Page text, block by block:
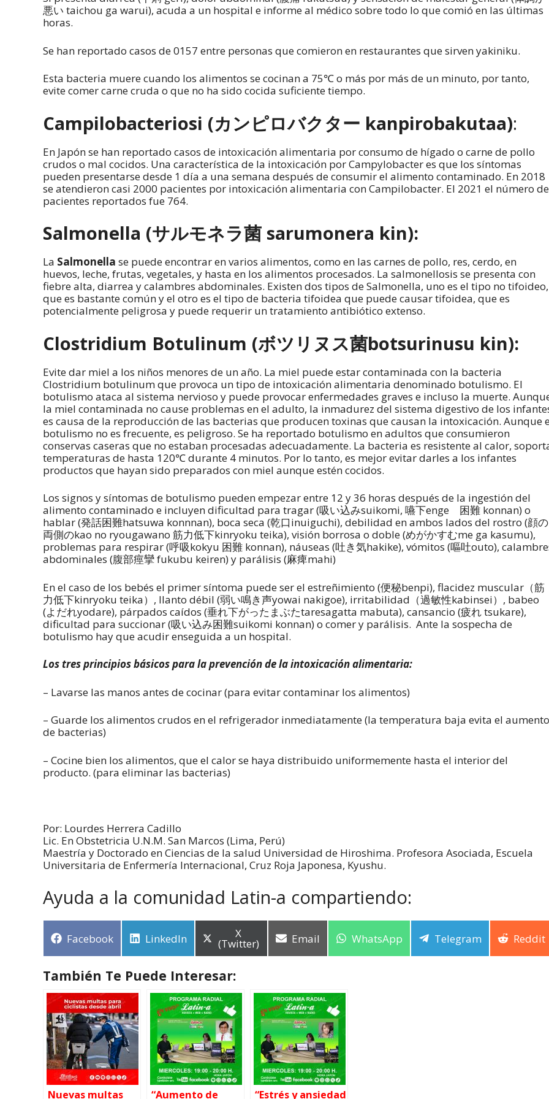
悪い taichou ga warui), acuda a un hospital e informe al médico sobre todo lo que comió en las últimas
horas.
Se han reportado casos de 0157 entre personas que comieron en restaurantes que sirven yakiniku.
Esta bacteria muere cuando los alimentos se cocinan a 75℃ o más por más de un minuto, por tanto,
evite comer carne cruda o que no ha sido cocida suficiente tiempo.
Campilobacteriosi (カンピロバクター kanpirobakutaa):
En Japón se han reportado casos de intoxicación alimentaria por consumo de hígado o carne de pollo
crudos o mal cocidos. Una característica de la intoxicación por Campylobacter es que los síntomas
pueden presentarse desde 1 día a una semana después de consumir el alimento contaminado. En 2018
se atendieron casi 2000 pacientes por intoxicación alimentaria con Campilobacter. El 2021 el número de
pacientes reportados fue 764.
Salmonella (サルモネラ菌 sarumonera kin):
La Salmonella se puede encontrar en varios alimentos, como en las carnes de pollo, res, cerdo, en
huevos, leche, frutas, vegetales, y hasta en los alimentos procesados. La salmonellosis se presenta con
fiebre alta, diarrea y calambres abdominales. Existen dos tipos de Salmonella, uno es el tipo no tifoideo,
que es bastante común y el otro es el tipo de bacteria tifoidea que puede causar tifoidea, que es
potencialmente peligrosa y puede requerir un tratamiento antibiótico extenso.
Clostridium Botulinum (ボツリヌス菌botsurinusu kin):
Evite dar miel a los niños menores de un año. La miel puede estar contaminada con la bacteria
Clostridium botulinum que provoca un tipo de intoxicación alimentaria denominado botulismo. El
botulismo ataca al sistema nervioso y puede provocar enfermedades graves e incluso la muerte.
la miel contaminada no cause problemas en el adulto, la inmadurez del sistema digestivo de los
es causa de la reproducción de las bacterias que producen toxinas que causan la intoxicación. Aunque
botulismo no es frecuente, es peligroso. Se ha reportado botulismo en adultos que consumieron
conservas caseras que no estaban procesadas adecuadamente. La bacteria es resistente al calor,
temperaturas de hasta 120℃ durante 4 minutos. Por lo tanto, es mejor evitar darles a los infantes
productos que hayan sido preparados con miel aunque estén cocidos.
Los signos y síntomas de botulismo pueden empezar entre 12 y 36 horas después de la ingestión del
alimento contaminado e incluyen dificultad para tragar (吸い込みsuikomi, 嚥下enge 困難 konnan) o
hablar (発話困難hatsuwa konnnan), boca seca (乾口inuiguchi), debilidad en ambos lados del rostro (顔の
両側のkao no ryougawano 筋力低下kinryoku teika), visión borrosa o doble (めがかすむme ga kasumu),
problemas para respirar (呼吸kokyu 困難 konnan), náuseas (吐き気hakike), vómitos (嘔吐outo),
abdominales (腹部痙攣 fukubu keiren) y parálisis (麻痺mahi)
En el caso de los bebés el primer síntoma puede ser el estreñimiento (便秘benpi), flacidez muscular（筋
力低下kinryoku teika）, llanto débil (弱い鳴き声yowai nakigoe), irritabilidad（過敏性kabinsei）, babeo
(よだれyodare), párpados caídos (垂れ下がったまぶたtaresagatta mabuta), cansancio (疲れ tsukare),
dificultad para succionar (吸い込み困難suikomi konnan) o comer y parálisis. Ante la sospecha de
botulismo hay que acudir enseguida a un hospital.
Los tres principios básicos para la prevención de la intoxicación alimentaria:
– Lavarse las manos antes de cocinar (para evitar contaminar los alimentos)
– Guarde los alimentos crudos en el refrigerador inmediatamente (la temperatura baja evita el aumento
de bacterias)
– Cocine bien los alimentos, que el calor se haya distribuido uniformemente hasta el interior del
producto. (para eliminar las bacterias)
Por: Lourdes Herrera Cadillo
Lic. En Obstetricia U.N.M. San Marcos (Lima, Perú)
Maestría y Doctorado en Ciencias de la salud Universidad de Hiroshima. Profesora Asociada, Escuela
Universitaria de Enfermería Internacional, Cruz Roja Japonesa, Kyushu.
Ayuda a la comunidad Latin-a compartiendo:
Facebook LinkedIn X
(Twitter) Email WhatsApp Telegram Reddit
También Te Puede Interesar:
Nuevas multas “Aumento de “Estrés y ansiedad